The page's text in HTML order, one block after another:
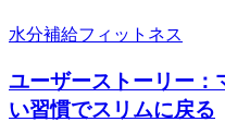
水分補給フィットネス
ユーザーストーリー：
い習慣でスリムに戻る